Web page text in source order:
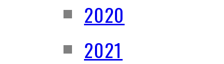
2020
2021